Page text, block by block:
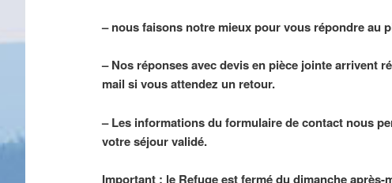
– nous faisons notre mieux pour vous répondre au
– Nos réponses avec devis en pièce jointe arrivent
mail si vous attendez un retour.
– Les informations du formulaire de contact nous
votre séjour validé.
Important : le Refuge est fermé du dimanche après-